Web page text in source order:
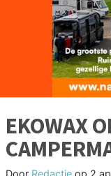
EKOWAX
Door Redactie op 2